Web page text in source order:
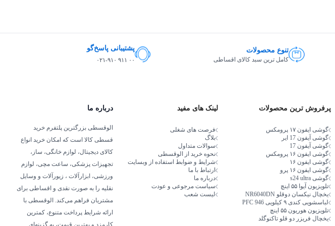
تنوع محصولات
کامل ترین سبد کالای اقساطی
پشتیبانی پاسخ‌گو
۰۲۱-۹۱۰ ۹۱۱ ۰۰
پرفروش ترین محصولات
گوشی ایفون ۱۷ پرومکس
گوشی آیفون 17 ایر
گوشی آیفون 17
گوشی ایفون ۱۶ پرومکس
گوشی ایفون ۱۶
گوشی ایفون ۱۶ پرو
گوشی s24 ultra
تلویزیون آیوا ۵۵ اینچ
یخچال نیکسان دوقلو NR6040DN
لباسشویی کندی ۹ کیلویی PFC 946
تلویزیون هوریون ۵۵ اینچ
یخچال فریزر دو قلو تاکنوگلد
لینک های مفید
فرصت های شغلی
بلاگ
سوالات متداول
نحوه خرید از الوقسطی
شرایط و ضوابط استفاده از وبسایت
ارتباط با ما
درباره ما
سیاست مرجوعی و عودت
لیست شعب
درباره ما
الوقسطی بزرگترین پلتفرم خرید
قسطی کالا است که امکان خرید انواع
کالای دیجیتال، لوازم خانگی، ساز،
تجهیزات پزشکی، ساعت مچی، لوازم
ورزشی، ابزارآلات ، زیورآلات و وسایل
نقلیه را به صورت نقدی و اقساطی برای
مشتریان فراهم می‌کند. الوقسطی با
ارائه شرایط پرداخت متنوع، کمترین
کارمزد و بهترین قیمت، به گزینه‌ای